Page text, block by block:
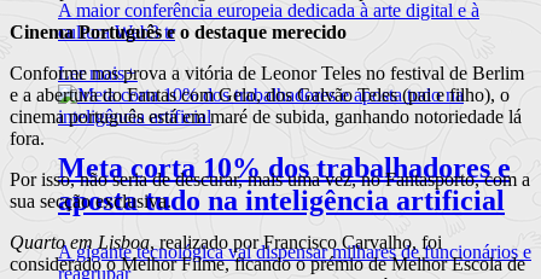
A maior conferência europeia dedicada à arte digital e à
cultura Web3 tr
Ler mais+
Meta corta 10% dos trabalhadores e
aposta tudo na inteligência artificial
A gigante tecnológica vai dispensar milhares de funcionários e
reagrupar
Cinema Português e o destaque merecido
Conforme nos prova a vitória de Leonor Teles no festival de Berlim
e a abertura do Fantas com Gelo, dos Galvão Teles (pai e filho), o
cinema português está em maré de subida, ganhando notoriedade lá
fora.
Por isso, não seria de descurar, mais uma vez, no Fantasporto, com a
sua secção exclusiva.
Quarto em Lisboa, realizado por Francisco Carvalho, foi
considerado o Melhor Filme, ficando o prémio de Melhor Escola de